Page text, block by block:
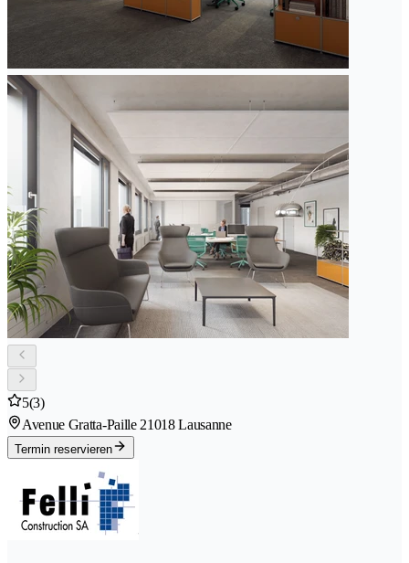
5(3)
Avenue Gratta-Paille 21018 Lausanne
Termin reservieren